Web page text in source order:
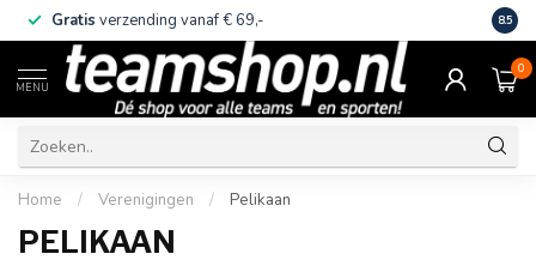
Gratis verzending vanaf € 69,- Eigen
8.5
MENU
0
Home / Verenigingen / Pelikaan
PELIKAAN